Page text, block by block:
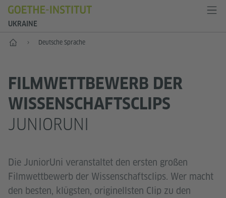
UKRAINE
Start Deutsche Sprache
FILMWETTBEWERB DER
WISSENSCHAFTSCLIPS
JUNIORUNI
Die JuniorUni veranstaltet den ersten großen
Filmwettbewerb der Wissenschaftsclips. Wer macht
den besten, klügsten, originellsten Clip zu den